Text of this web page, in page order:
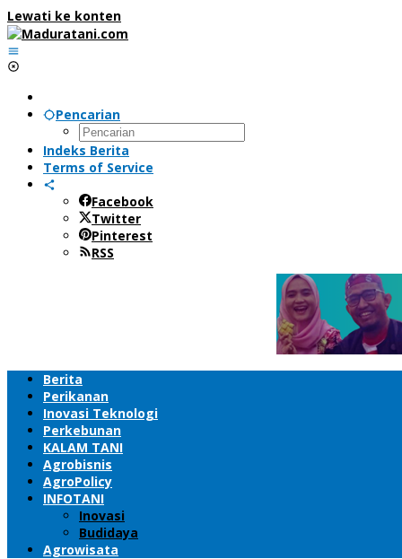
Lewati ke konten
Pencarian
Indeks Berita
Terms of Service
Facebook
Twitter
Pinterest
RSS
Berita
Perikanan
Inovasi Teknologi
Perkebunan
KALAM TANI
Agrobisnis
AgroPolicy
INFOTANI
Inovasi
Budidaya
Agrowisata